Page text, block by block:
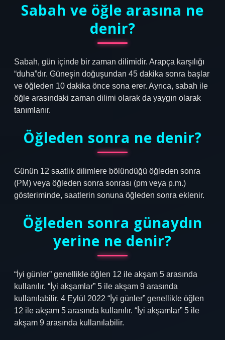
Sabah ve öğle arasına ne
denir?
Sabah, gün içinde bir zaman dilimidir. Arapça karşılığı
“duha”dır. Güneşin doğuşundan 45 dakika sonra başlar
ve öğleden 10 dakika önce sona erer. Ayrıca, sabah ile
öğle arasındaki zaman dilimi olarak da yaygın olarak
tanımlanır.
Öğleden sonra ne denir?
Günün 12 saatlik dilimlere bölündüğü öğleden sonra
(PM) veya öğleden sonra sonrası (pm veya p.m.)
gösteriminde, saatlerin sonuna öğleden sonra eklenir.
Öğleden sonra günaydın
yerine ne denir?
“İyi günler” genellikle öğlen 12 ile akşam 5 arasında
kullanılır. “İyi akşamlar” 5 ile akşam 9 arasında
kullanılabilir. 4 Eylül 2022 “İyi günler” genellikle öğlen
12 ile akşam 5 arasında kullanılır. “İyi akşamlar” 5 ile
akşam 9 arasında kullanılabilir.